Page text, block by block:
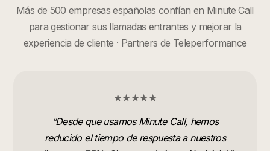
Más de 500 empresas españolas confían en Minute Call
para gestionar sus llamadas entrantes y mejorar la
experiencia de cliente · Partners de Teleperformance
★★★★★
“Desde que usamos Minute Call, hemos
reducido el tiempo de respuesta a nuestros